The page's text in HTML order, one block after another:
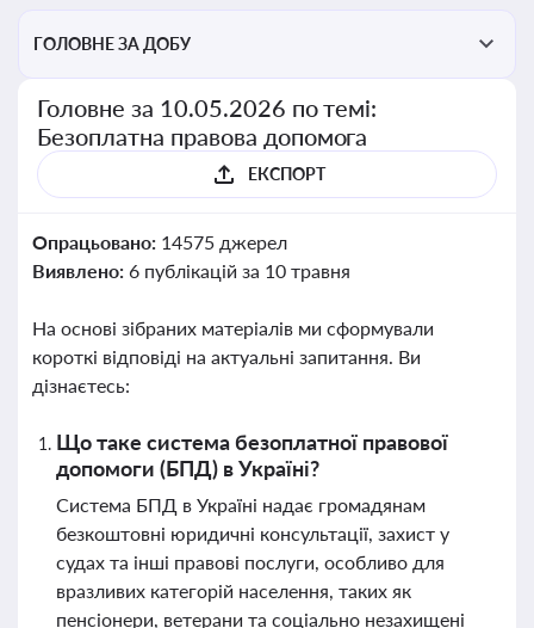
ГОЛОВНЕ ЗА ДОБУ
Головне за 10.05.2026 по темі:
Безоплатна правова допомога
ЕКСПОРТ
Опрацьовано: 14575 джерел
Виявлено: 6 публікацій за 10 травня
На основі зібраних матеріалів ми сформували
короткі відповіді на актуальні запитання. Ви
дізнаєтесь:
Що таке система безоплатної правової
допомоги (БПД) в Україні?
Система БПД в Україні надає громадянам
безкоштовні юридичні консультації, захист у
судах та інші правові послуги, особливо для
вразливих категорій населення, таких як
пенсіонери, ветерани та соціально незахищені